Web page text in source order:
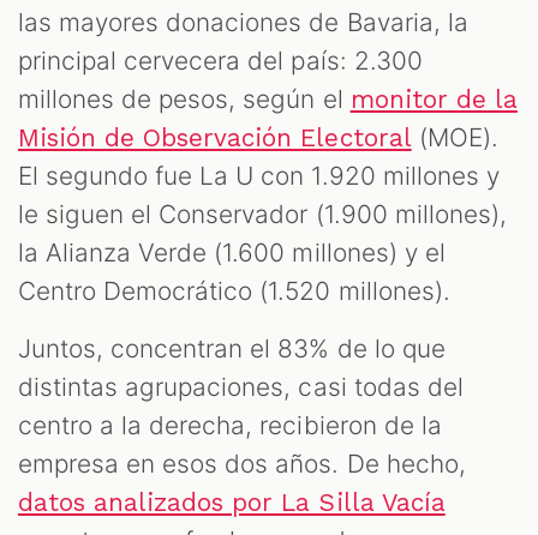
las mayores donaciones de Bavaria, la
principal cervecera del país: 2.300
millones de pesos, según el monitor de la
Misión de Observación Electoral(MOE).
El segundo fue La U con 1.920 millones y
le siguen el Conservador (1.900 millones),
la Alianza Verde (1.600 millones) y el
Centro Democrático (1.520 millones).
Juntos, concentran el 83% de lo que
distintas agrupaciones, casi todas del
centro a la derecha, recibieron de la
empresa en esos dos años. De hecho,
datos analizados por La Silla Vacía